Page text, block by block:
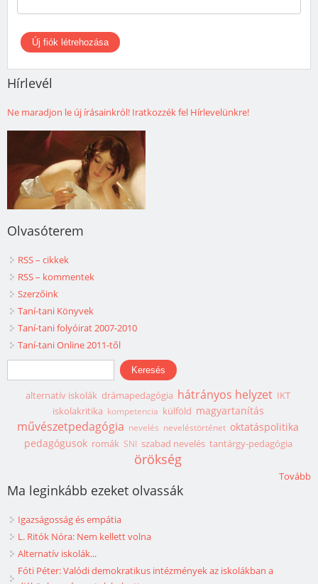
Hírlevél
Ne maradjon le új írásainkról! Iratkozzék fel Hírlevelünkre!
Olvasóterem
RSS – cikkek
RSS – kommentek
Szerzőink
Taní-tani Könyvek
Taní-tani folyóirat 2007-2010
Taní-tani Online 2011-től
Keresés űrlap
Keresés
alternatív iskolák drámapedagógia hátrányos helyzet IKT
iskolakritika kompetencia külföld magyartanítás
művészetpedagógia nevelés neveléstörténet oktatáspolitika
pedagógusok romák SNI szabad nevelés tantárgy-pedagógia
örökség
Tovább
Ma leginkább ezeket olvassák
Igazságosság és empátia
L. Ritók Nóra: Nem kellett volna
Alternatív iskolák...
Fóti Péter: Valódi demokratikus intézmények az iskolákban a